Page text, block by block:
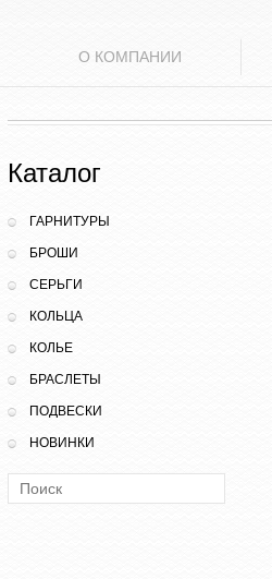
О КОМПАНИИ
Каталог
ГАРНИТУРЫ
БРОШИ
СЕРЬГИ
КОЛЬЦА
КОЛЬЕ
БРАСЛЕТЫ
ПОДВЕСКИ
НОВИНКИ
Поиск: